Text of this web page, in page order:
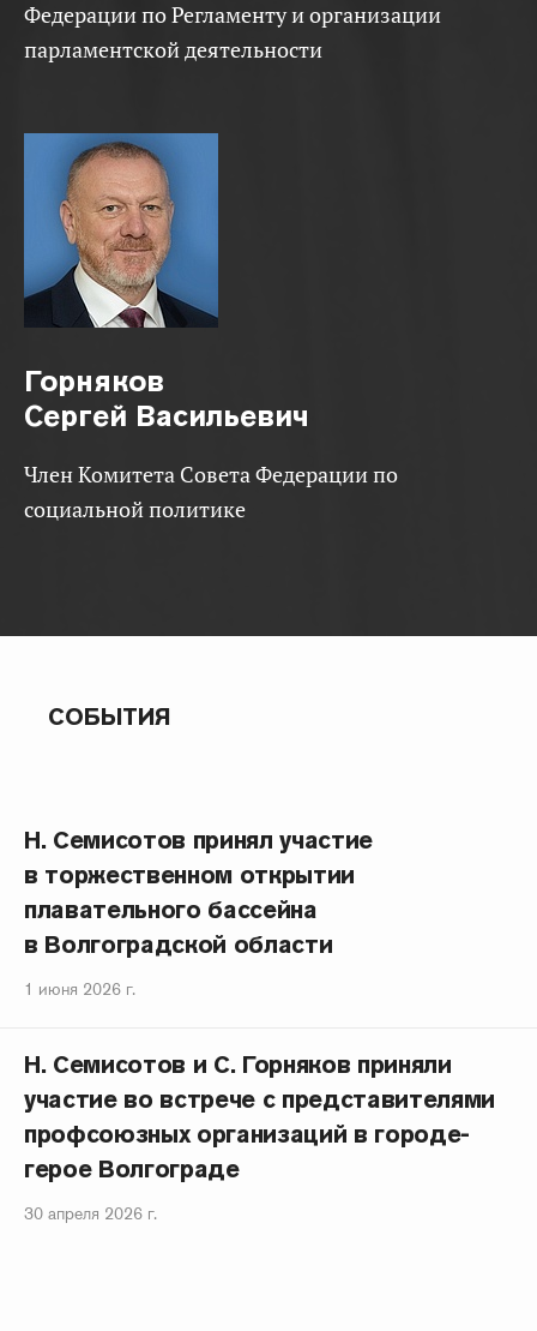
Федерации по Регламенту и организации
парламентской деятельности
Горняков
Сергей Васильевич
Член Комитета Совета Федерации по
социальной политике
СОБЫТИЯ
Н. Семисотов принял участие
в торжественном открытии
плавательного бассейна
в Волгоградской области
1 июня 2026 г.
Н. Семисотов и С. Горняков приняли
участие во встрече с представителями
профсоюзных организаций в городе-
герое Волгограде
30 апреля 2026 г.